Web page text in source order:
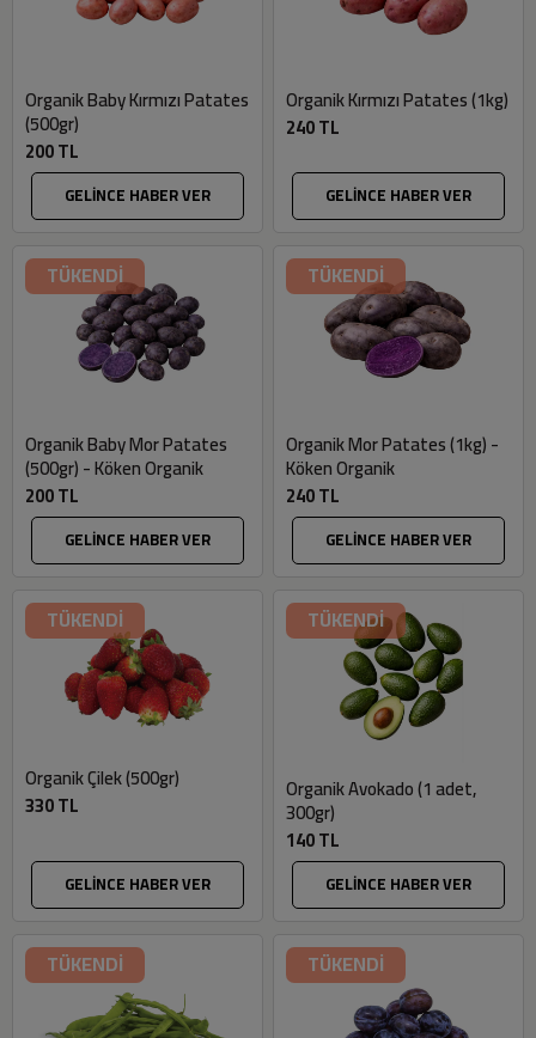
Organik Baby Kırmızı Patates
(500gr)
200 TL
GELİNCE HABER VER
Organik Kırmızı Patates (1kg)
240 TL
GELİNCE HABER VER
TÜKENDİ
Organik Baby Mor Patates
(500gr) - Köken Organik
200 TL
GELİNCE HABER VER
TÜKENDİ
Organik Mor Patates (1kg) -
Köken Organik
240 TL
GELİNCE HABER VER
TÜKENDİ
Organik Çilek (500gr)
330 TL
GELİNCE HABER VER
TÜKENDİ
Organik Avokado (1 adet,
300gr)
140 TL
GELİNCE HABER VER
TÜKENDİ TÜKENDİ